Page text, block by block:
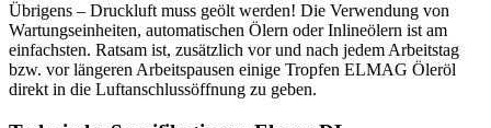
Übrigens – Druckluft muss geölt werden! Die Verwendung von
Wartungseinheiten, automatischen Ölern oder Inlineölern ist am
einfachsten. Ratsam ist, zusätzlich vor und nach jedem Arbeitstag
bzw. vor längeren Arbeitspausen einige Tropfen ELMAG Öleröl
direkt in die Luftanschlussöffnung zu geben.